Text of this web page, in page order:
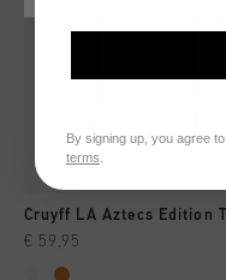
Cruyff LA Aztecs Edition
€ 59,95
By signing up, you agree
terms